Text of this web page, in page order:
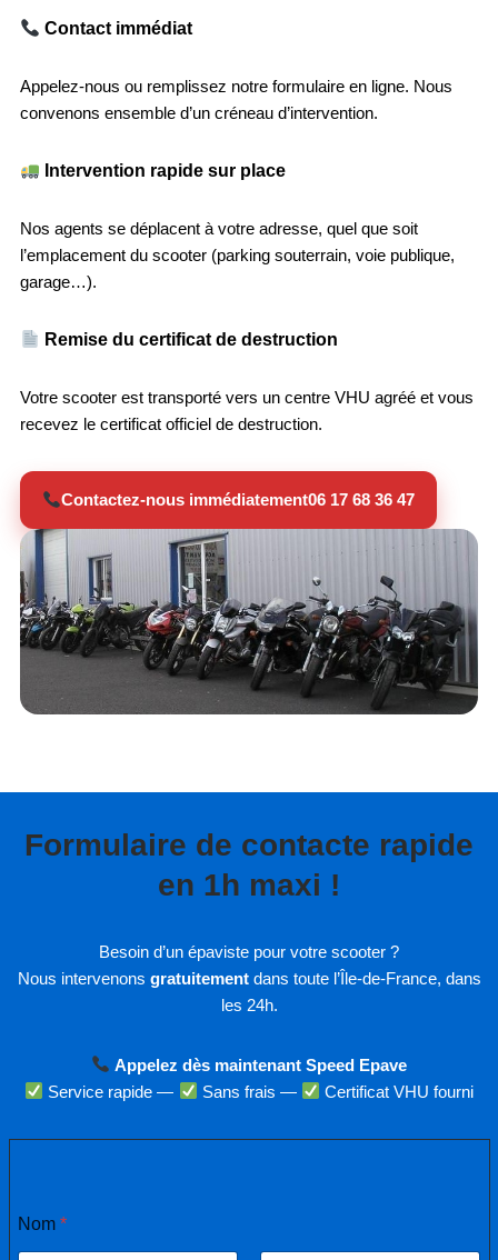
Contact immédiat
Appelez-nous ou remplissez notre formulaire en ligne. Nous
convenons ensemble d’un créneau d’intervention.
Intervention rapide sur place
Nos agents se déplacent à votre adresse, quel que soit
l’emplacement du scooter (parking souterrain, voie publique,
garage…).
Remise du certificat de destruction
Votre scooter est transporté vers un centre VHU agréé et vous
recevez le certificat officiel de destruction.
Contactez-nous immédiatement06 17 68 36 47
Formulaire de contacte rapide
en 1h maxi !
Besoin d’un épaviste pour votre scooter ?
Nous intervenons gratuitementdans toute l’Île-de-France, dans
les 24h.
Appelez dès maintenant Speed Epave
Service rapide —
Sans frais — Certificat VHU fourni
C
o
Nom*